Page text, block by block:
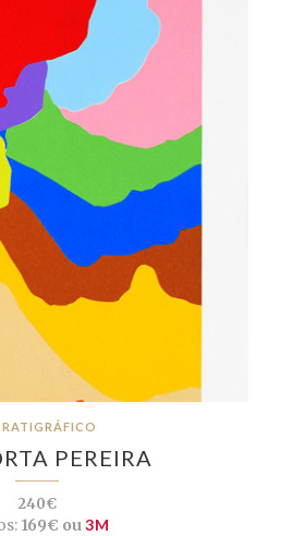
PEREIRA
240€
169€ ou3M